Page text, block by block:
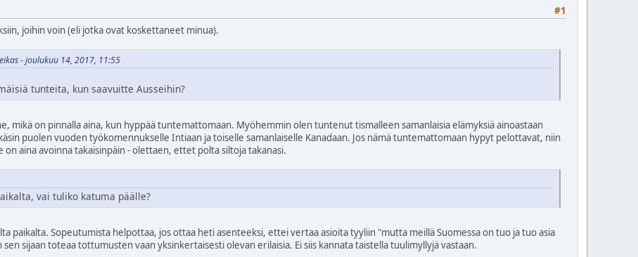
#1
joihin voin (eli jotka ovat koskettaneet minua).
- joulukuu 14, 2017, 11:55
tunteita, kun saavuitte Ausseihin?
mikä on pinnalla aina, kun hyppää tuntemattomaan. Myöhemmin olen tuntenut tismalleen samanlaisia elämyksiä ainoastaan
puolen vuoden työkomennukselle Intiaan ja toiselle samanlaiselle Kanadaan. Jos nämä tuntemattomaan hypyt pelottavat, niin
on aina avoinna takaisinpäin - olettaen, ettet polta siltoja takanasi.
vai tuliko katuma päälle?
paikalta. Sopeutumista helpottaa, jos ottaa heti asenteeksi, ettei vertaa asioita tyyliin "mutta meillä Suomessa on tuo ja tuo asia
sijaan toteaa tottumusten vaan yksinkertaisesti olevan erilaisia. Ei siis kannata taistella tuulimyllyjä vastaan.